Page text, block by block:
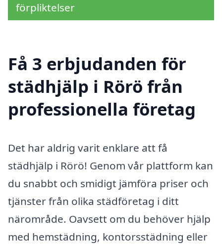
förpliktelser
Få 3 erbjudanden för
städhjälp i Rörö från
professionella företag
Det har aldrig varit enklare att få
städhjälp i Rörö! Genom vår plattform kan
du snabbt och smidigt jämföra priser och
tjänster från olika städföretag i ditt
närområde. Oavsett om du behöver hjälp
med hemstädning, kontorsstädning eller